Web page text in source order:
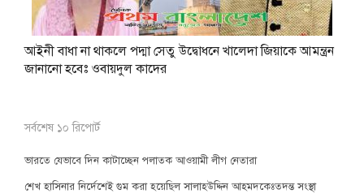
আইনী বাধা না থাকলে পদ্মা সেতু উদ্বোধনে খালেদা জিয়াকে আমন্ত্রন
জানানো হবেঃ ওবায়দুল কাদের
সর্বশেষ ১০ রিপোর্ট
ভারতে যেভাবে দিন কাটাচ্ছেন পলাতক আওয়ামী লীগ নেতারা
শেখ হাসিনার নির্দেশেই গুম করা হয়েছিল সালাহউদ্দিন আহমদকেঃতদন্ত সংস্থা